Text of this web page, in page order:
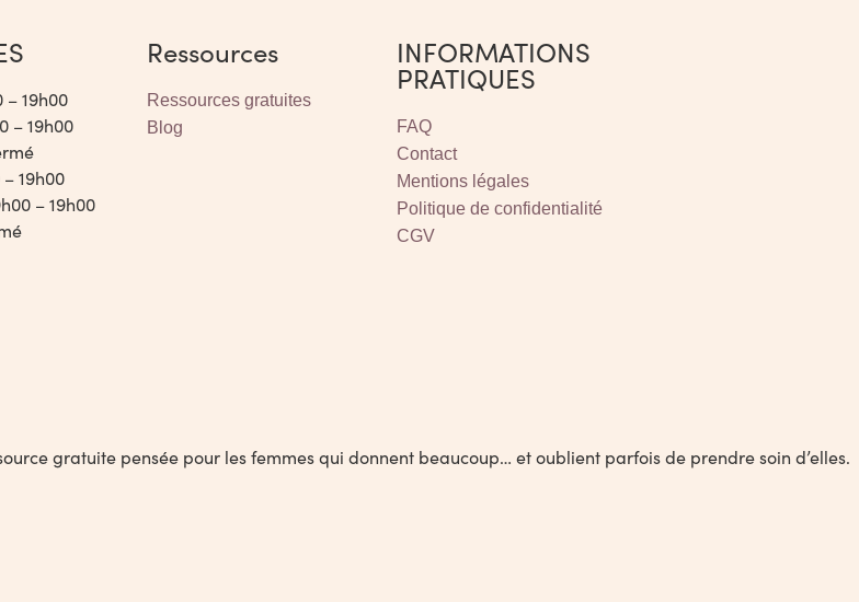
– 19h00
– 19h00
19h00
– 19h00
Ressources
Ressources gratuites
Blog
INFORMATIONS
PRATIQUES
FAQ
Contact
Mentions légales
Politique de confidentialité
CGV
gratuite pensée pour les femmes qui donnent beaucoup… et oublient parfois de prendre soin d’elles.